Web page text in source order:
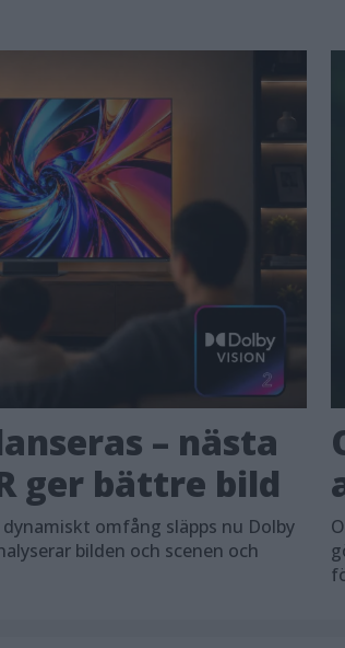
– nästa
ger bättre bild
omfång släpps nu Dolby
bilden och scenen och